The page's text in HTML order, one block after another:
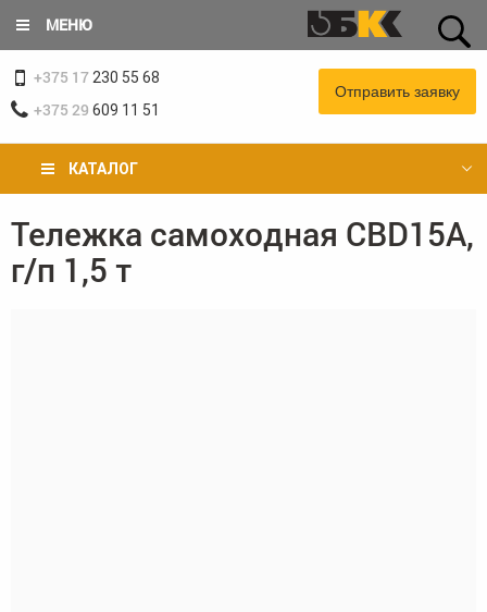
основному
содержанию
МЕНЮ
+375 17 230 55 68
+375 29 609 11 51
Отправить заявку
КАТАЛОГ
Вы
здесь
Тележка самоходная CBD15A,
г/п 1,5 т